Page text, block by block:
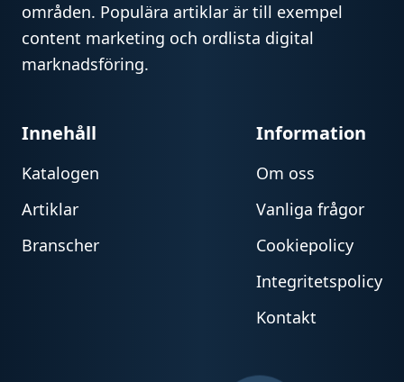
områden. Populära artiklar är till exempel
content marketing och ordlista digital
marknadsföring.
Innehåll
Katalogen
Artiklar
Branscher
Information
Om oss
Vanliga frågor
Cookiepolicy
Integritetspolicy
Kontakt